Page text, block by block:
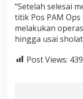
“Setelah selesai
titik Pos PAM
melakukan
hingga usai
Post Views: 439